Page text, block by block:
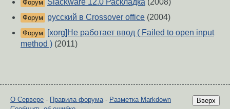
Форум Slackware 12.0 Раскладка (2008)
Форум русский в Crossover office (2004)
Форум
[xorg]Не работает ввод ( Failed to open input
method ) (2011)
Вверх
О Сервере - Правила форума- Разметка Markdown